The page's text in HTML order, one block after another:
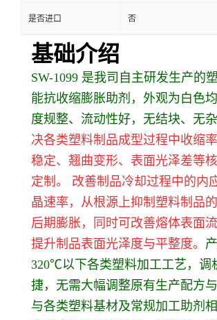
是否进口 否
基础介绍
SW-1099 是我司自主研发生产的
能抗收缩膨胀助剂，外观为白色
度规整、流动性好，无结块、无杂
决各类塑料制品成型过程中收缩
稳定、翘曲变形、表面光泽差等
定制。
改善制品冷却过程中的内
晶速率，从根源上抑制塑料制品
后期膨胀，同时可改善熔体表面
提升制品表面光泽度与平整度。
320℃以下各类塑料加工工艺，调
捷，无需大幅调整原有生产配方与
与各类塑料基材及常规加工助剂相